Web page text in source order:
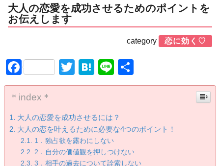
大人の恋愛を成功させるためのポイントを
お伝えします
category 恋に効く♡
FacebookTwitter
Hatena
Line
有
＊index＊
大人の恋愛を成功させるには？
大人の恋を叶えるために必要な4つのポイント！
1．独占欲を露わにしない
2．自分の価値観を押しつけない
3．相手の過去について詮索しない